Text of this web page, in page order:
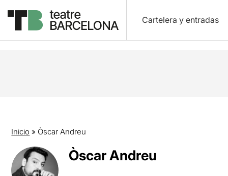
Cartelera y entradas
Inicio » Òscar Andreu
Òscar Andreu